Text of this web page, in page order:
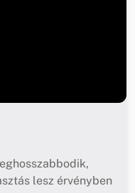
lesz érvényben